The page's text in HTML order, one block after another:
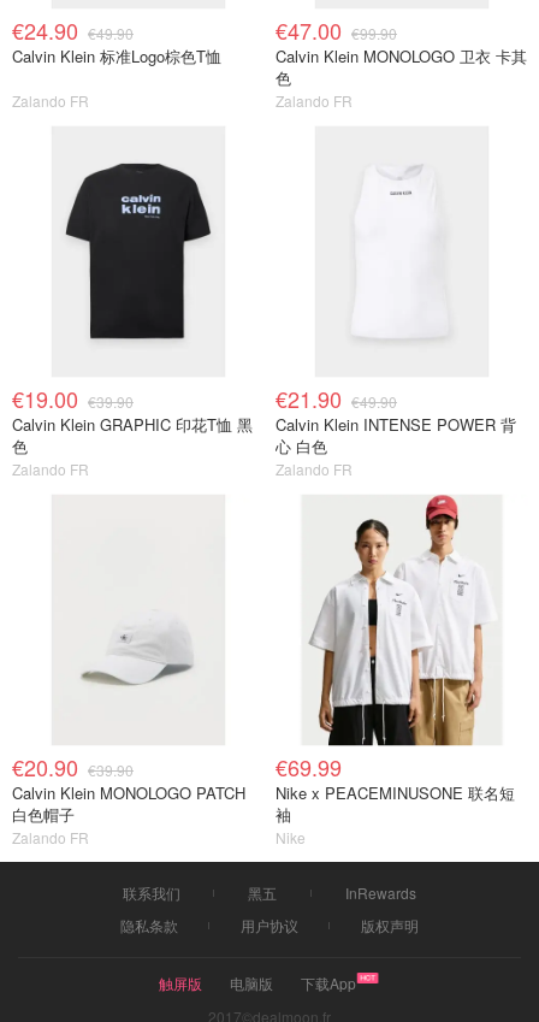
€24.90 €49.90
Calvin Klein 标准Logo棕色T恤
Zalando FR
€47.00 €99.90
Calvin Klein MONOLOGO 卫衣 卡其
色
Zalando FR
€19.00 €39.90
Calvin Klein GRAPHIC 印花T恤 黑
色
Zalando FR
€21.90 €49.90
Calvin Klein INTENSE POWER 背
心 白色
Zalando FR
€20.90 €39.90
Calvin Klein MONOLOGO PATCH
白色帽子
Zalando FR
€69.99
Nike x PEACEMINUSONE 联名短
袖
Nike
联系我们 黑五
InRewards
隐私条款
用户协议 版权声明
触屏版 电脑版
下载App
2017©dealmoon.fr